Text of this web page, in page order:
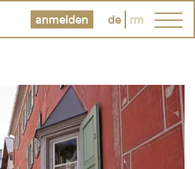
anmelden de rm